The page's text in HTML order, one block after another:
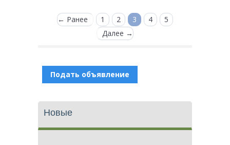
← Ранее 1 2 3 4
5
Далее →
Подать объявление
Новые